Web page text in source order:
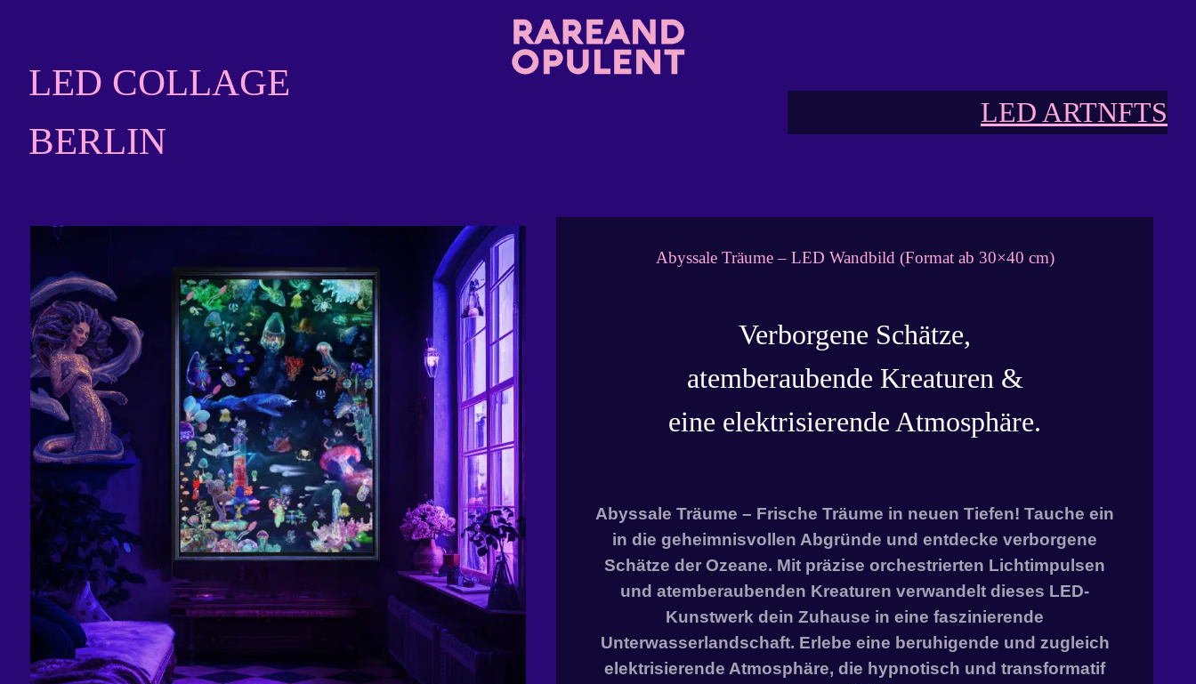
Inhalt
springen
LED COLLAGE
BERLIN
LED ARTNFTS
Abyssale Träume – LED Wandbild (Format ab 30×40 cm)
Verborgene Schätze,
atemberaubende Kreaturen &
eine elektrisierende Atmosphäre.
Abyssale Träume – Frische Träume in neuen Tiefen! Tauche ein
in die geheimnisvollen Abgründe und entdecke verborgene
Schätze der Ozeane. Mit präzise orchestrierten Lichtimpulsen
und atemberaubenden Kreaturen verwandelt dieses LED-
Kunstwerk dein Zuhause in eine faszinierende
Unterwasserlandschaft. Erlebe eine beruhigende und zugleich
elektrisierende Atmosphäre, die hypnotisch und transformatif